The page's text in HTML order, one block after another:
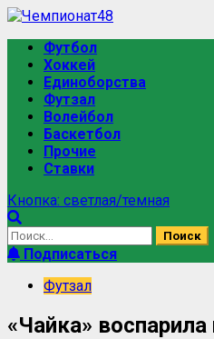
Футбол
Хоккей
Единоборства
Футзал
Волейбол
Баскетбол
Прочие
Ставки
Кнопка: светлая/темная
Подписаться
Футзал
«Чайка»